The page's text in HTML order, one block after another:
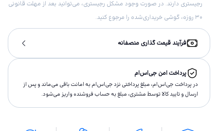
رجیستری دارند. در صورت وجود مشکل رجیستری، می‌توانید بعد از مهلت قانونی
۳۰ روزه، گوشی خریداری‌شده را مرجوع کنید.
فرآیند قیمت گذاری منصفانه
پرداخت امن جی‌اس‌ام
در پرداخت جی‌اس‌ام، مبلغ پرداختى نزد جی‌اس‌ام به امانت باقى مى‌ماند و پس از
ارسال و تاييد كالا توسط مشتری، مبلغ به حساب فروشنده واريز مى‌شود.